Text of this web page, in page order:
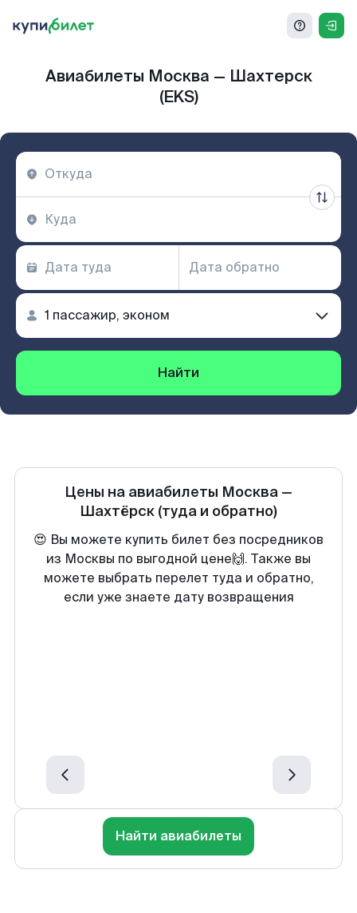
Авиабилеты Москва — Шахтерск
(EKS)
Найти
Цены на авиабилеты Москва —
Шахтёрск (туда и обратно)
😍 Вы можете купить билет без посредников
из Москвы по выгодной цене🙌. Также вы
можете выбрать перелет туда и обратно,
если уже знаете дату возвращения
Найти авиабилеты